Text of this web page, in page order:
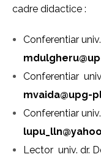
cadre didactice :
Conferentiar
mdulgheru@
Conferentiar
mvaida@upg-
Conferentiar
Lector univ. dr.